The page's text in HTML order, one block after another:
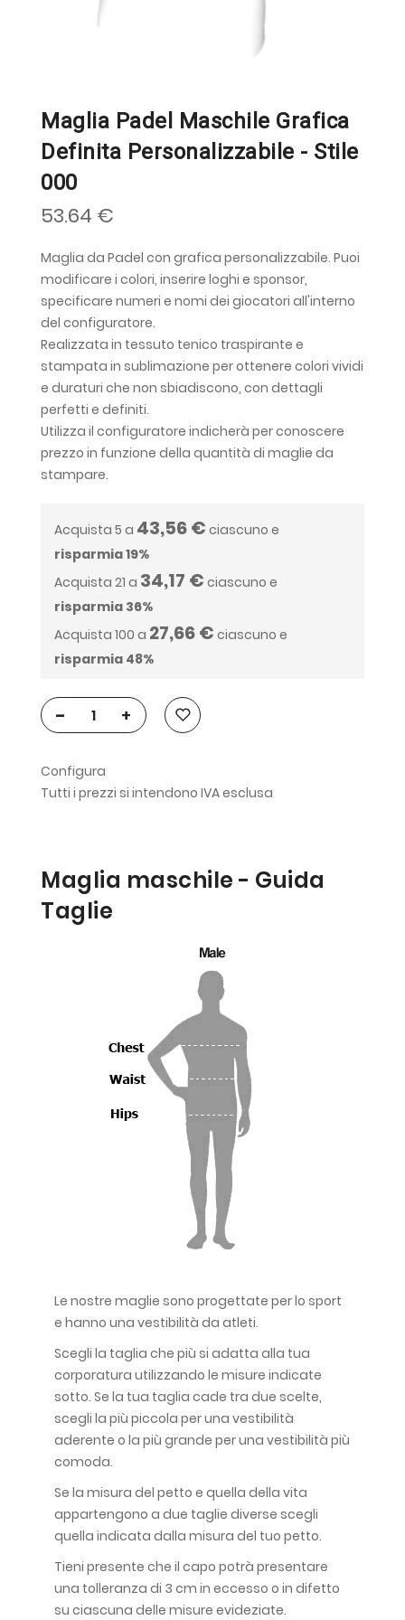
Maglia Padel Maschile Grafica
Definita Personalizzabile - Stile
000
53.64 €
Maglia da Padel con grafica personalizzabile. Puoi
modificare i colori, inserire loghi e sponsor,
specificare numeri e nomi dei giocatori all'interno
del configuratore.
Realizzata in tessuto tenico traspirante e
stampata in sublimazione per ottenere colori vividi
e duraturi che non sbiadiscono, con dettagli
perfetti e definiti.
Utilizza il configuratore indicherà per conoscere
prezzo in funzione della quantità di maglie da
stampare.
Acquista 5 a 43,56 € ciascuno e
risparmia19%
Acquista 21 a 34,17 € ciascuno e
risparmia 36%
Acquista 100 a 27,66 € ciascuno e
risparmia 48%
- +
Configura
Tutti i prezzi si intendono IVA esclusa
Maglia maschile - Guida
Taglie
Le nostre maglie sono progettate per lo sport
e hanno una vestibilità da atleti.
Scegli la taglia che più si adatta alla tua
corporatura utilizzando le misure indicate
sotto. Se la tua taglia cade tra due scelte,
scegli la più piccola per una vestibilità
aderente o la più grande per una vestibilità più
comoda.
Se la misura del petto e quella della vita
appartengono a due taglie diverse scegli
quella indicata dalla misura del tuo petto.
Tieni presente che il capo potrà presentare
una tolleranza di 3 cm in eccesso o in difetto
su ciascuna delle misure evideziate.